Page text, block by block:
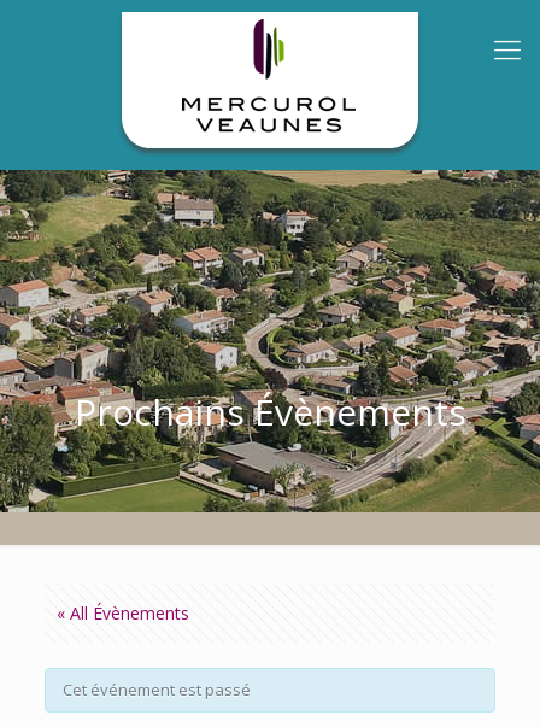
Prochains Évènements
« All Évènements
Cet événement est passé